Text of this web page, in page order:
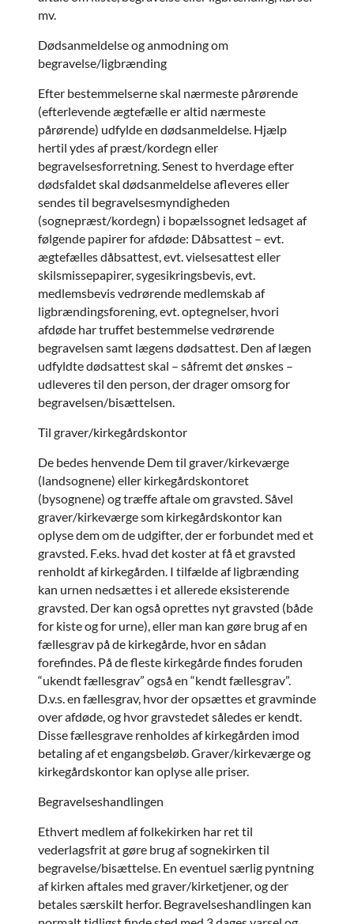
mv.
Dødsanmeldelse og anmodning om
begravelse/ligbrænding
Efter bestemmelserne skal nærmeste pårørende
(efterlevende ægtefælle er altid nærmeste
pårørende) udfylde en dødsanmeldelse. Hjælp
hertil ydes af præst/kordegn eller
begravelsesforretning. Senest to hverdage efter
dødsfaldet skal dødsanmeldelse afleveres eller
sendes til begravelsesmyndigheden
(sognepræst/kordegn) i bopælssognet ledsaget af
følgende papirer for afdøde: Dåbsattest – evt.
ægtefælles dåbsattest, evt. vielsesattest eller
skilsmissepapirer, sygesikringsbevis, evt.
medlemsbevis vedrørende medlemskab af
ligbrændingsforening, evt. optegnelser, hvori
afdøde har truffet bestemmelse vedrørende
begravelsen samt lægens dødsattest. Den af lægen
udfyldte dødsattest skal – såfremt det ønskes –
udleveres til den person, der drager omsorg for
begravelsen/bisættelsen.
Til graver/kirkegårdskontor
De bedes henvende Dem til graver/kirkeværge
(landsognene) eller kirkegårdskontoret
(bysognene) og træffe aftale om gravsted. Såvel
graver/kirkeværge som kirkegårdskontor kan
oplyse dem om de udgifter, der er forbundet med et
gravsted. F.eks. hvad det koster at få et gravsted
renholdt af kirkegården. I tilfælde af ligbrænding
kan urnen nedsættes i et allerede eksisterende
gravsted. Der kan også oprettes nyt gravsted (både
for kiste og for urne), eller man kan gøre brug af en
fællesgrav på de kirkegårde, hvor en sådan
forefindes. På de fleste kirkegårde findes foruden
“ukendt fællesgrav” også en “kendt fællesgrav”.
D.v.s. en fællesgrav, hvor der opsættes et gravminde
over afdøde, og hvor gravstedet således er kendt.
Disse fællesgrave renholdes af kirkegården imod
betaling af et engangsbeløb. Graver/kirkeværge og
kirkegårdskontor kan oplyse alle priser.
Begravelseshandlingen
Ethvert medlem af folkekirken har ret til
vederlagsfrit at gøre brug af sognekirken til
begravelse/bisættelse. En eventuel særlig pyntning
af kirken aftales med graver/kirketjener, og der
betales særskilt herfor. Begravelseshandlingen kan